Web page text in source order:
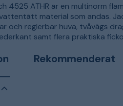
4525 ATHR är en multinorm
material som andas.
och reglerbar huva, tvåvägs
samt flera praktiska
Rekommenderat